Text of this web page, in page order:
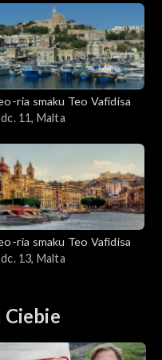
ria smaku Teo Vafidisa
11, Malta
ria smaku Teo Vafidisa
13, Malta
Ciebie